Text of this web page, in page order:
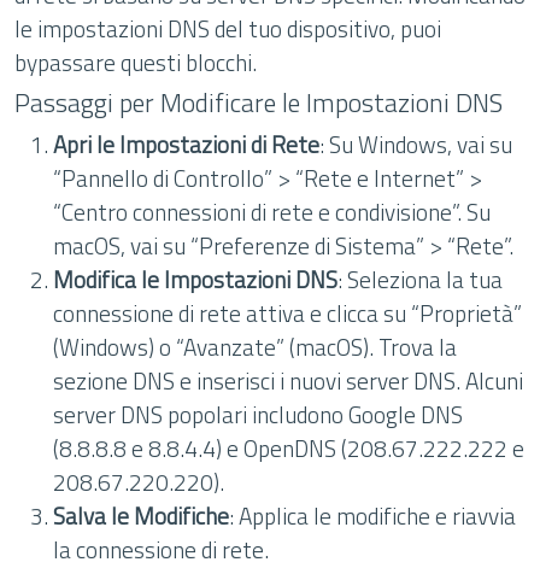
le impostazioni DNS del tuo dispositivo, puoi
bypassare questi blocchi.
Passaggi per Modificare le Impostazioni DNS
Apri le Impostazioni di Rete: Su Windows, vai su
“Pannello di Controllo” > “Rete e Internet” >
“Centro connessioni di rete e condivisione”. Su
macOS, vai su “Preferenze di Sistema” > “Rete”.
Modifica le Impostazioni DNS: Seleziona la tua
connessione di rete attiva e clicca su “Proprietà”
(Windows) o “Avanzate” (macOS). Trova la
sezione DNS e inserisci i nuovi server DNS. Alcuni
server DNS popolari includono Google DNS
(8.8.8.8 e 8.8.4.4) e OpenDNS (208.67.222.222 e
208.67.220.220).
Salva le Modifiche: Applica le modifiche e riavvia
la connessione di rete.